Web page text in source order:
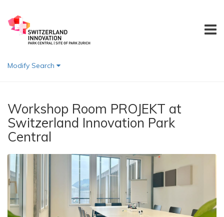
Modify Search
Workshop Room PROJEKT at
Switzerland Innovation Park
Central